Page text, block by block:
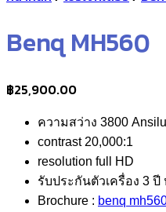
Benq MH560
฿25,900.00
ความสว่าง 3800
contrast 20,000:1
resolution full HD
รับประกันตัวเครื่อง 3
Brochure : benq